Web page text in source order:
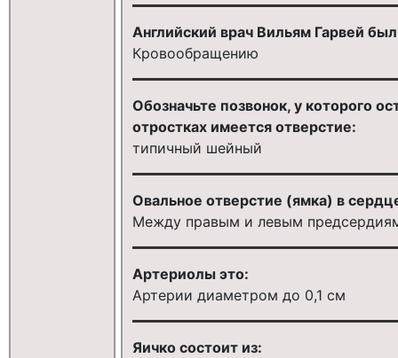
Английский врач Вильям Гарвей
Кровообращению
Обозначьте позвонок, у которого
отростках имеется отверстие:
типичный шейный
Овальное отверстие (ямка) в
Между правым и левым
Артериолы это:
Артерии диаметром до 0,1 см
Яичко состоит из: